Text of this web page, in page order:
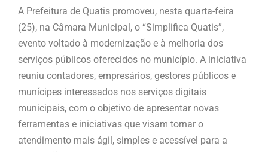
A Prefeitura de Quatis promoveu, nesta quarta-feira
(25), na Câmara Municipal, o “Simplifica Quatis”,
evento voltado à modernização e à melhoria dos
serviços públicos oferecidos no município. A iniciativa
reuniu contadores, empresários, gestores públicos e
munícipes interessados nos serviços digitais
municipais, com o objetivo de apresentar novas
ferramentas e iniciativas que visam tornar o
atendimento mais ágil, simples e acessível para a